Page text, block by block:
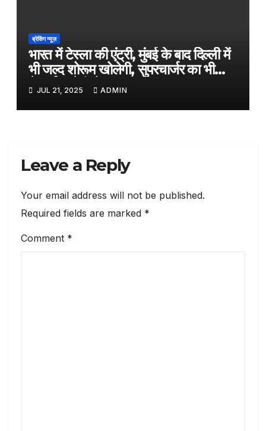
ब्रेकिंग न्यूज़
भारत में टेस्ला की एंट्री, मुंबई के बाद दिल्ली में
भी जल्द शोरूम खोलेगी, सुपरचार्जर का भी
नेटवर्क करेगी तैयार
JUL 21, 2025 ADMIN
Leave a Reply
Your email address will not be published.
Required fields are marked *
Comment *